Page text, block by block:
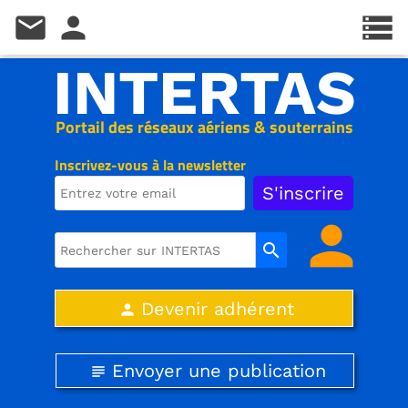
Inscrivez-vous à la newsletter
Portail des réseaux aériens & souterrains
INTERTAS
search person
person Devenir adhérent
subject Envoyer une publication
storage
mail person